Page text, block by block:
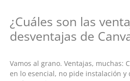
¿Cuáles son las
desventajas de
Vamos al grano. Ventajas, muchas:
en lo esencial, no pide instalación y